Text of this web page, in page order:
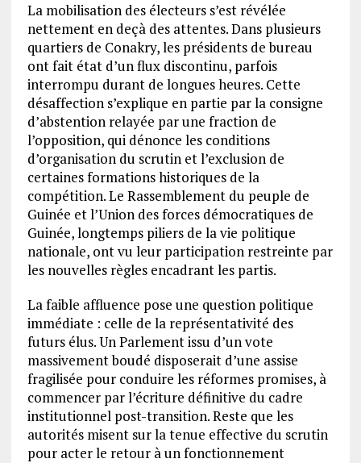
La mobilisation des électeurs s’est révélée
nettement en deçà des attentes. Dans plusieurs
quartiers de Conakry, les présidents de bureau
ont fait état d’un flux discontinu, parfois
interrompu durant de longues heures. Cette
désaffection s’explique en partie par la consigne
d’abstention relayée par une fraction de
l’opposition, qui dénonce les conditions
d’organisation du scrutin et l’exclusion de
certaines formations historiques de la
compétition. Le Rassemblement du peuple de
Guinée et l’Union des forces démocratiques de
Guinée, longtemps piliers de la vie politique
nationale, ont vu leur participation restreinte par
les nouvelles règles encadrant les partis.
La faible affluence pose une question politique
immédiate : celle de la représentativité des
futurs élus. Un Parlement issu d’un vote
massivement boudé disposerait d’une assise
fragilisée pour conduire les réformes promises, à
commencer par l’écriture définitive du cadre
institutionnel post-transition. Reste que les
autorités misent sur la tenue effective du scrutin
pour acter le retour à un fonctionnement